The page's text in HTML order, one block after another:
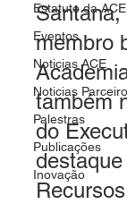
Estatuto da ACE
Eventos
Noticias ACE
Noticias
Palestras
Publicações
Inovação
Santana,
membro
também
do